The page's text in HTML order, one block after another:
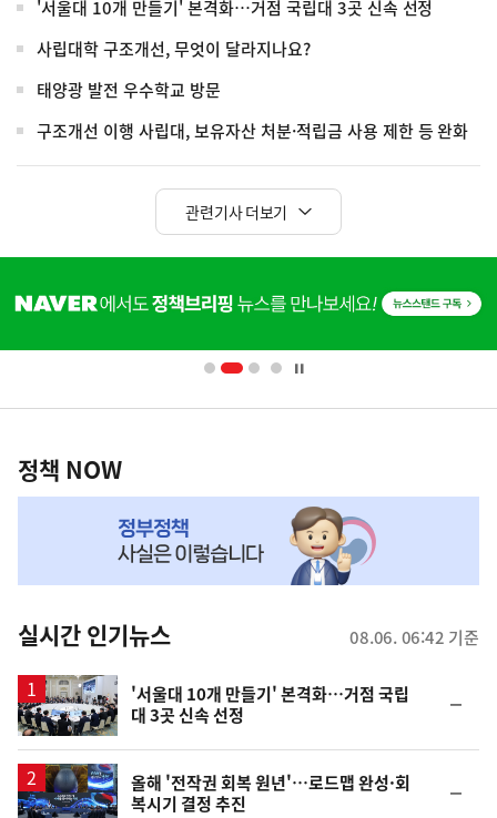
'서울대 10개 만들기' 본격화…거점 국립대 3곳 신속 선정
사립대학 구조개선, 무엇이 달라지나요?
태양광 발전 우수학교 방문
구조개선 이행 사립대, 보유자산 처분·적립금 사용 제한 등 완화
관련기사 더보기
단
영
책
NOW,
뉴
스
정책 NOW
실시간 인기뉴스 08.06. 06:42 기준
'서울대 10개 만들기' 본격화…거점 국립
대 3곳 신속 선정
일
올해 '전작권 회복 원년'…로드맵 완성·회
복시기 결정 추진